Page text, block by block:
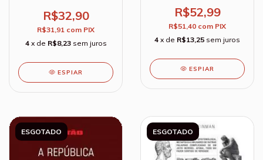
R$32,90
R$31,91 com PIX
4 x de R$8,23 sem juros
ESPIAR
R$52,99
R$51,40 com PIX
4 x de R$13,25 sem juros
ESPIAR
ESGOTADO ESGOTADO